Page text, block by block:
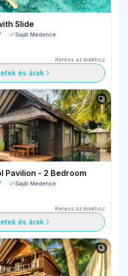
Slide
Saját Medence
Keress az árakhoz
és árak
Pavilion - 2 Bedroom
Saját Medence
Keress az árakhoz
és árak